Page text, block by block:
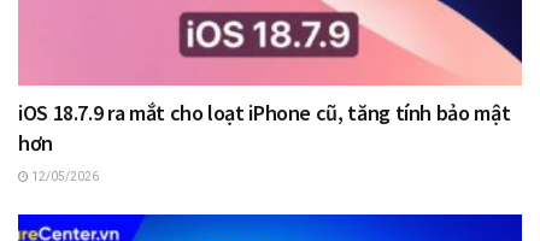
iOS 18.7.9 ra mắt cho loạt iPhone cũ, tăng tính bảo mật
hơn
12/05/2026